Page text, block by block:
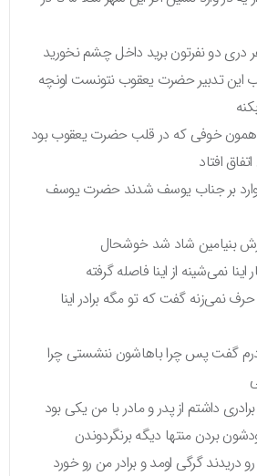
دری دو نفرتون برید داخل چشم نخورید
این تدبیر حضرت یعقوب نتونست اونچه
همون خوفی که در قلب حضرت یعقوب بود
افتاد
بر جناب یوسف شدند حضرت یوسف
بنیامین شاد شد خوشحال
نمی‌شینه از اینا فاصله گرفته
نمی‌زنه گفت که تو مگه برادر اینا
گفت پس چرا باهاشون ننشستی چرا
داشتم از پدر و مادر با من یکی بود
بردن منتها دیگه برنگردوندن
دریدند گرگی اومد و برادر من رو خورد